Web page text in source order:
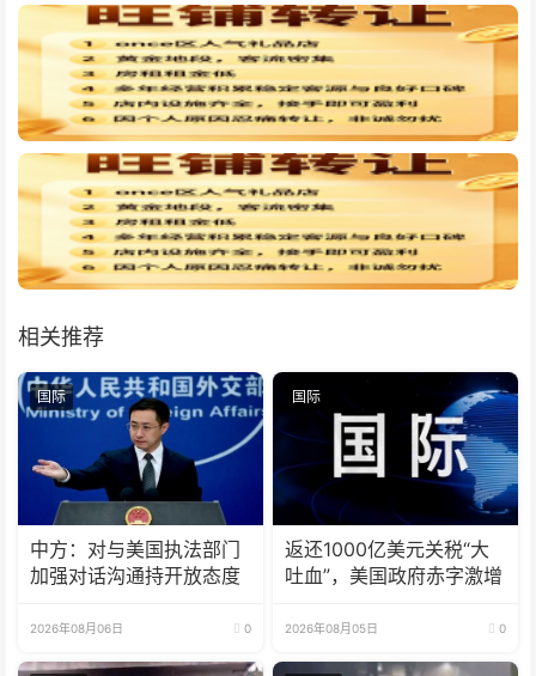
相关推荐
国际
中方：对与美国执法部门
加强对话沟通持开放态度
2026年08月06日 0
国际
返还1000亿美元关税“大
吐血”，美国政府赤字激增
2026年08月05日 0